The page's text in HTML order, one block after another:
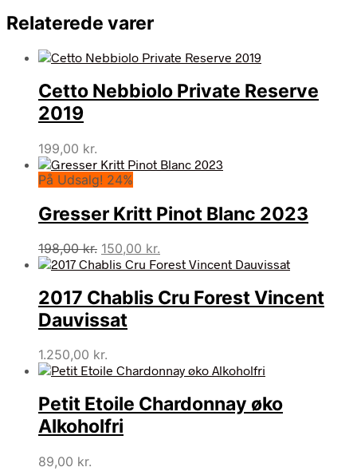
Relaterede varer
Cetto Nebbiolo Private Reserve
2019
199,00 kr.
På Udsalg! 24%
Gresser Kritt Pinot Blanc 2023
198,00kr. Den
oprindelige
var:
198,00 kr..
150,00 kr.
aktuelle
er:
150,00 kr..
2017 Chablis Cru Forest Vincent
Dauvissat
1.250,00 kr.
Petit Etoile Chardonnay øko
Alkoholfri
89,00 kr.